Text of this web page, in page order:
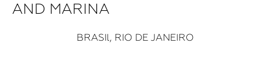
AND MARINA
BRASIl, RIO DE JANEIRO